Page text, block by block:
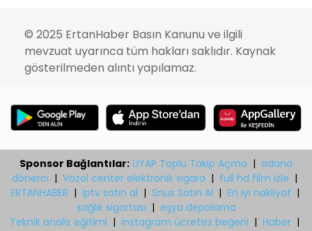
© 2025 ErtanHaber Basın Kanunu ve ilgili
mevzuat uyarınca tüm hakları saklıdır. Kaynak
gösterilmeden alıntı yapılamaz.
Sponsor Bağlantılar: UYAP Toplu Takip Açma | adana
dönerci | Vozol center elektronik sigara | full hd film izle |
ERTANHABER | iptv satın al | Snus Satın Al | En iyi nakliyat |
sağlık sigortası | eşya depolama
Teknik analiz eğitimi | instagram ücretsiz beğeni | Haber |